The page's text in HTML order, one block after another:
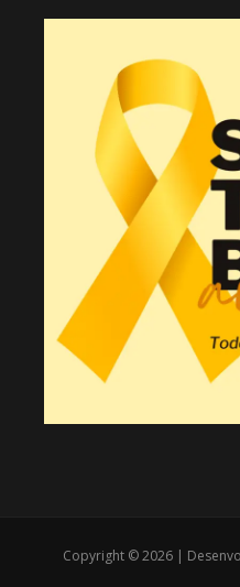
Copyright © 2026 |